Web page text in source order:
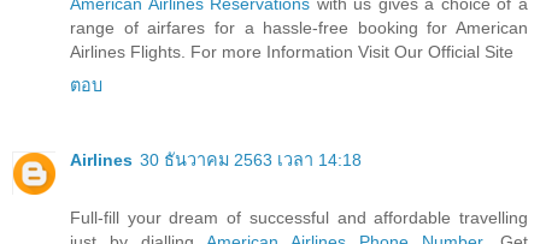
American Airlines Reservations with us gives a choice of a
range of airfares for a hassle-free booking for American
Airlines Flights. For more Information Visit Our Official Site
ตอบ
Airlines 30 ธันวาคม 2563 เวลา 14:18
Full-fill your dream of successful and affordable travelling